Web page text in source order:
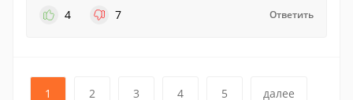
4
7 Ответить
1 2 3 4 5 далее